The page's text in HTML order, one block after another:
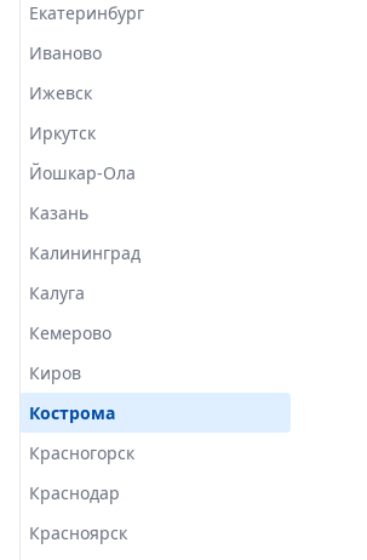
Екатеринбург
Иваново
Ижевск
Иркутск
Йошкар-Ола
Казань
Калининград
Калуга
Кемерово
Киров
Кострома
Красногорск
Краснодар
Красноярск